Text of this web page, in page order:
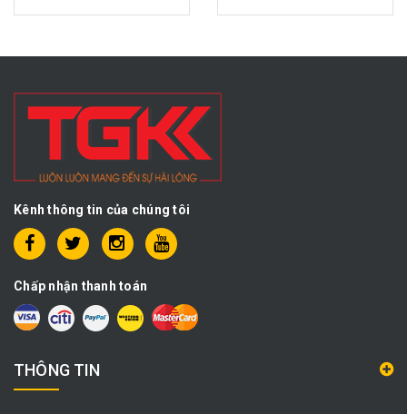
Kênh thông tin của chúng tôi
Chấp nhận thanh toán
THÔNG TIN